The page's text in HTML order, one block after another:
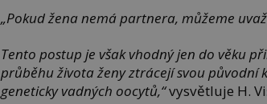
„Pokud žena nemá partnera, můžeme
Tento postup je však vhodný jen do věku
průběhu života ženy ztrácejí svou původní
geneticky vadných oocytů,“vysvětluje H.